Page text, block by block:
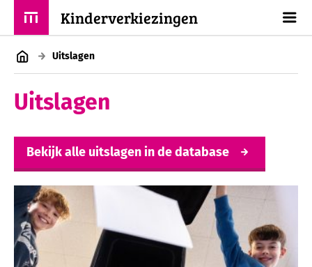
Kinderverkiezingen
Uitslagen
Uitslagen
Bekijk alle uitslagen in de database